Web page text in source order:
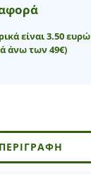
είναι 3.50 ευρώ
άνω των 49€)
ΠΕΡΙΓΡΑΦΉ